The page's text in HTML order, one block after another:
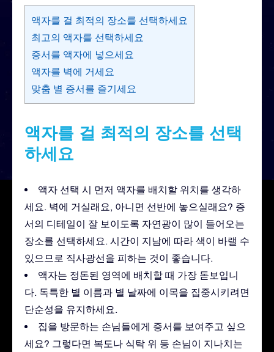
액자를 걸 최적의 장소를 선택하세요
최고의 액자를 선택하세요
증서를 액자에 넣으세요
액자를 벽에 거세요
맞춤 별 증서를 즐기세요
액자를 걸 최적의 장소를 선택
하세요
액자 선택 시 먼저 액자를 배치할 위치를 생각하
세요. 벽에 거실래요, 아니면 선반에 놓으실래요? 증
서의 디테일이 잘 보이도록 자연광이 많이 들어오는
장소를 선택하세요. 시간이 지남에 따라 색이 바랠 수
있으므로 직사광선을 피하는 것이 좋습니다.
액자는 정돈된 영역에 배치할 때 가장 돋보입니
다. 독특한 별 이름과 별 날짜에 이목을 집중시키려면
단순성을 유지하세요.
집을 방문하는 손님들에게 증서를 보여주고 싶으
세요? 그렇다면 복도나 식탁 위 등 손님이 지나치는